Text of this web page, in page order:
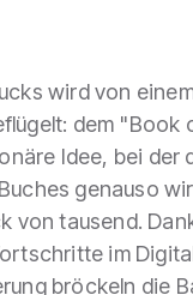
wird von
dem "Book
Idee, bei der
genauso
von tausend.
im
bröckeln die